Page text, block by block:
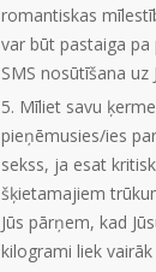
romantiskas
var būt pastaiga
SMS nosūtīšana
Mīliet savu
pieņēmusies/ies
sekss, ja esat
šķietamajiem
Jūs pārņem, kad
kilogrami liek